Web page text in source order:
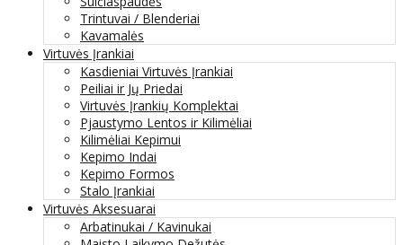
Trintuvai / Blenderiai
Kavamalės
Virtuvės Įrankiai
Kasdieniai Virtuvės Įrankiai
Peiliai ir Jų Priedai
Virtuvės Įrankių Komplektai
Pjaustymo Lentos ir Kilimėliai
Kilimėliai Kepimui
Kepimo Indai
Kepimo Formos
Stalo Įrankiai
Virtuvės Aksesuarai
Arbatinukai / Kavinukai